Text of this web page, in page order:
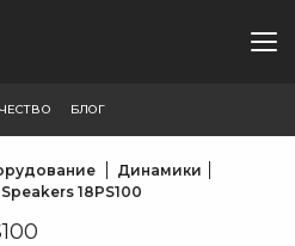
БЛОГ
Динамики
Speakers 18PS100